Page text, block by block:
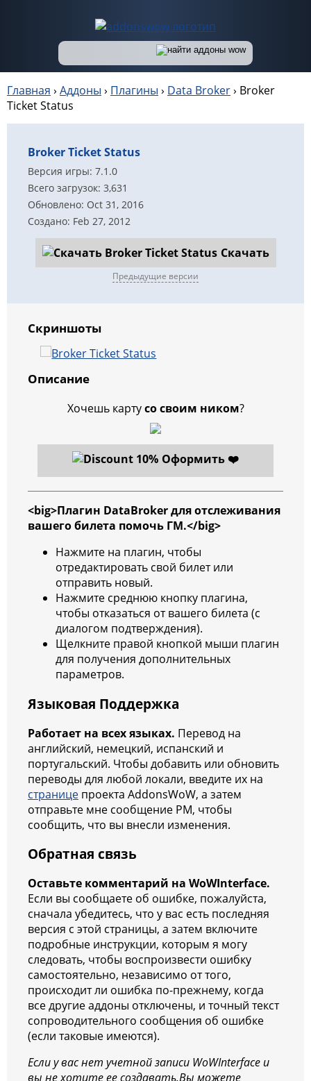
Главная › Аддоны › Плагины › Data Broker› Broker
Ticket Status
Broker Ticket Status
Версия игры: 7.1.0
Всего загрузок: 3,631
Обновлено: Oct 31, 2016
Создано: Feb 27, 2012
Скачать
Предыдущие версии
Скриншоты
Описание
Хочешь картусо своим ником?
Оформить ❤️
<big>Плагин DataBroker для отслеживания
вашего билета помочь ГМ.</big>
Нажмите на плагин, чтобы
отредактировать свой билет или
отправить новый.
Нажмите среднюю кнопку плагина,
чтобы отказаться от вашего билета (с
диалогом подтверждения).
Щелкните правой кнопкой мыши плагин
для получения дополнительных
параметров.
Языковая Поддержка
Работает на всех языках. Перевод на
английский, немецкий, испанский и
португальский. Чтобы добавить или обновить
переводы для любой локали, введите их на
странице проекта AddonsWoW, а затем
отправьте мне сообщение PM, чтобы
сообщить, что вы внесли изменения.
Обратная связь
Оставьте комментарий на WoWInterface.
Если вы сообщаете об ошибке, пожалуйста,
сначала убедитесь, что у вас есть последняя
версия с этой страницы, а затем включите
подробные инструкции, которым я могу
следовать, чтобы воспроизвести ошибку
самостоятельно, независимо от того,
происходит ли ошибка по-прежнему, когда
все другие аддоны отключены, и точный текст
сопроводительного сообщения об ошибке
(если таковые имеются).
Если у вас нет учетной записи WoWInterface и
вы не хотите ее создавать,Вы можете